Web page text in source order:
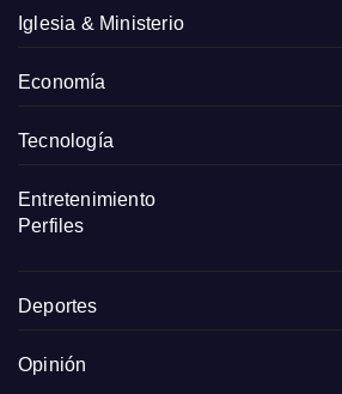
Iglesia & Ministerio
Economía
Tecnología
Entretenimiento
Perfiles
Deportes
Opinión